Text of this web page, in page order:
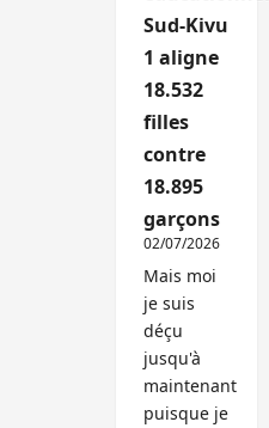
Sud-Kivu
1 aligne
18.532
filles
contre
18.895
garçons
02/07/2026
Mais moi
je suis
déçu
jusqu'à
maintenant
puisque je